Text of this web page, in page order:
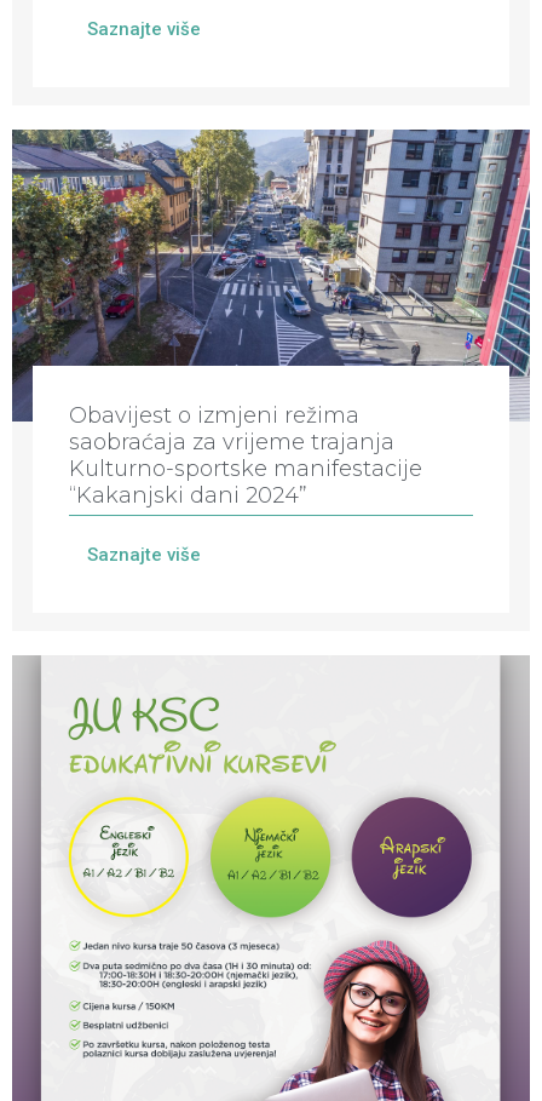
Saznajte više
Obavijest o izmjeni režima
saobraćaja za vrijeme trajanja
Kulturno-sportske manifestacije
“Kakanjski dani 2024”
Saznajte više